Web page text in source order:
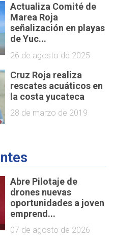
Actualiza Comité de
Marea Roja
señalización en playas
de Yuc...
26 de agosto de 2025
Cruz Roja realiza
rescates acuáticos en
la costa yucateca
28 de marzo de 2019
Abre Pilotaje de
drones nuevas
oportunidades a joven
emprend...
07 de agosto de 2026